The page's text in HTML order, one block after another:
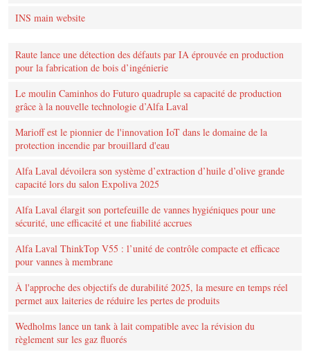
INS main website
Raute lance une détection des défauts par IA éprouvée en production
pour la fabrication de bois d’ingénierie
Le moulin Caminhos do Futuro quadruple sa capacité de production
grâce à la nouvelle technologie d’Alfa Laval
Marioff est le pionnier de l'innovation IoT dans le domaine de la
protection incendie par brouillard d'eau
Alfa Laval dévoilera son système d’extraction d’huile d’olive grande
capacité lors du salon Expoliva 2025
Alfa Laval élargit son portefeuille de vannes hygiéniques pour une
sécurité, une efficacité et une fiabilité accrues
Alfa Laval ThinkTop V55 : l’unité de contrôle compacte et efficace
pour vannes à membrane
À l'approche des objectifs de durabilité 2025, la mesure en temps réel
permet aux laiteries de réduire les pertes de produits
Wedholms lance un tank à lait compatible avec la révision du
règlement sur les gaz fluorés